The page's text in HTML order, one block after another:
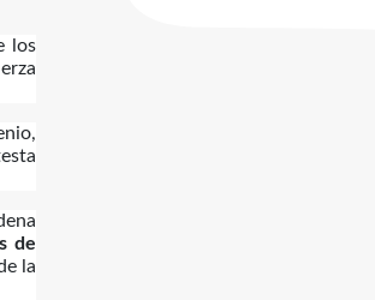
los
de
la